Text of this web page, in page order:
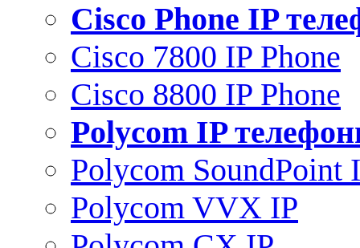
Сisco Phone IP
Cisco 7800 IP Phone
Cisco 8800 IP Phone
Polycom IP
Polycom SoundPoint
Polycom VVX IP